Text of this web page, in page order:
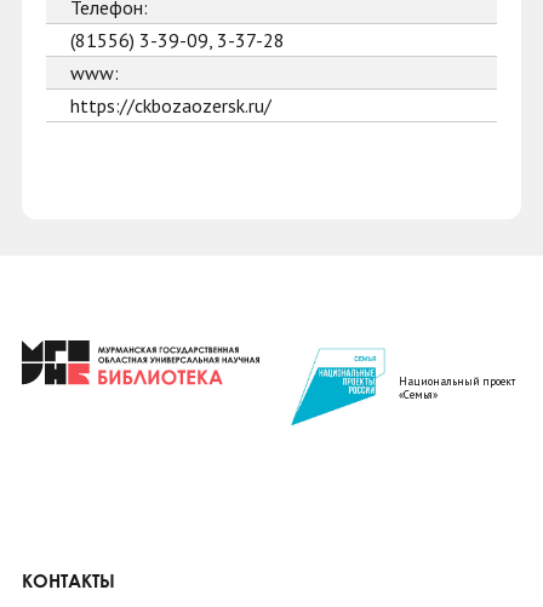
Телефон:
(81556) 3-39-09, 3-37-28
www:
https://ckbozaozersk.ru/
Национальный проект
«Семья»
КОНТАКТЫ